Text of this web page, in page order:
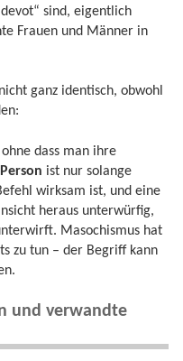
sind, eigentlich
Frauen und Männer in
ganz identisch, obwohl
dass man ihre
ist nur solange
wirksam ist, und eine
heraus unterwürfig,
Masochismus hat
zu tun – der Begriff kann
und verwandte